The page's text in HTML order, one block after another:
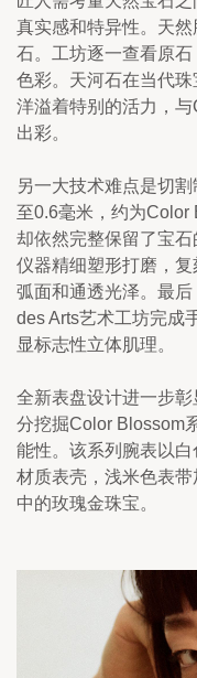
真实感和特异性。天
石。工坊逐一查看原
色彩。天河石在当代珠
洋溢着特别的活力，
出彩。
另一大技术难点是切
至0.6毫米，约为Color
却依然完整保留了宝
仪器精细塑形打磨，
弧面和通透光泽。最
des Arts艺术工坊完成
显标志性立体肌理。
全新表盘设计进一步
分挖掘Color Blossom
能性。该系列腕表以
材质表壳，浅米色表
中的玫瑰金珠宝。